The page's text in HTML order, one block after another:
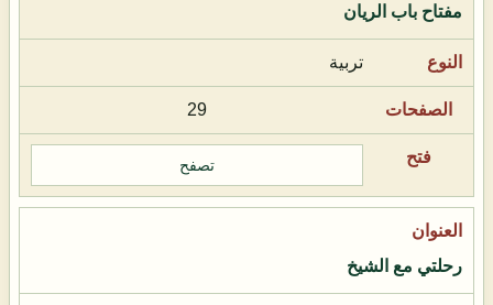
مفتاح باب الريان
تربية
29
تصفح
رحلتي مع الشيخ